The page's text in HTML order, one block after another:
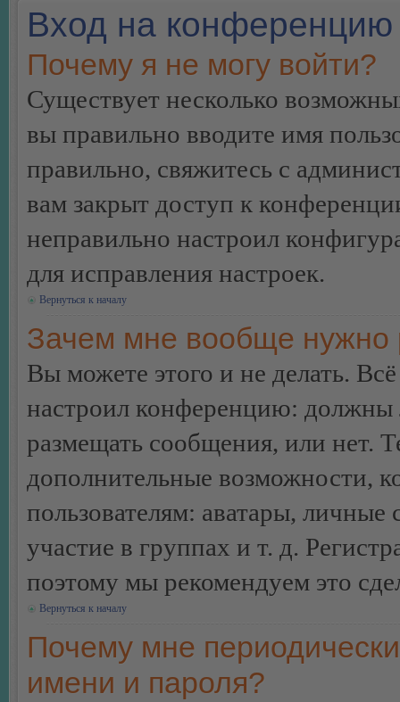
Вход на конференцию
Почему я не могу войти?
Существует несколько
вы правильно вводите имя
правильно, свяжитесь с
вам закрыт доступ к
неправильно настроил
для исправления настроек.
Вернуться к началу
Зачем мне вообще нужно
Вы можете этого и не делать.
настроил конференцию: должны
размещать сообщения, или нет.
дополнительные возможности,
пользователям: аватары,
участие в группах и т. д.
поэтому мы рекомендуем это
Вернуться к началу
Почему мне
имени и пароля?